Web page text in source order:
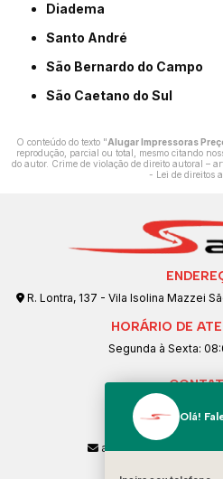
Diadema
Santo André
São Bernardo do Campo
São Caetano do Sul
O conteúdo do texto "Alugar Impressoras
reprodução, parcial ou total, mesmo citando
do autor. Crime de violação de direito autoral –
- Lei de direitos
R. Lontra, 137 - Vila Isolina Mazzei
HORÁRIO DE
Segunda à Sexta:
(11) 2901-
(11)
Olá!